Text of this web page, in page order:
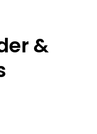
&